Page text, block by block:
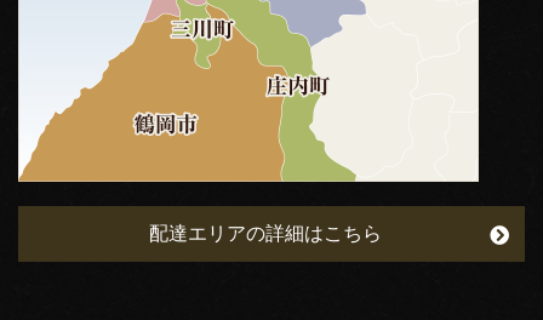
配達エリアの詳細はこちら